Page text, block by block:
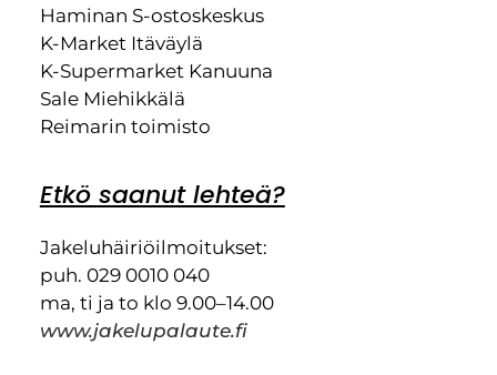
Haminan S-ostoskeskus
K-Market Itäväylä
K-Supermarket Kanuuna
Sale Miehikkälä
Reimarin toimisto
Etkö saanut lehteä?
Jakeluhäiriöilmoitukset:
puh. 029 0010 040
ma, ti ja to klo 9.00–14.00
www.jakelupalaute.fi